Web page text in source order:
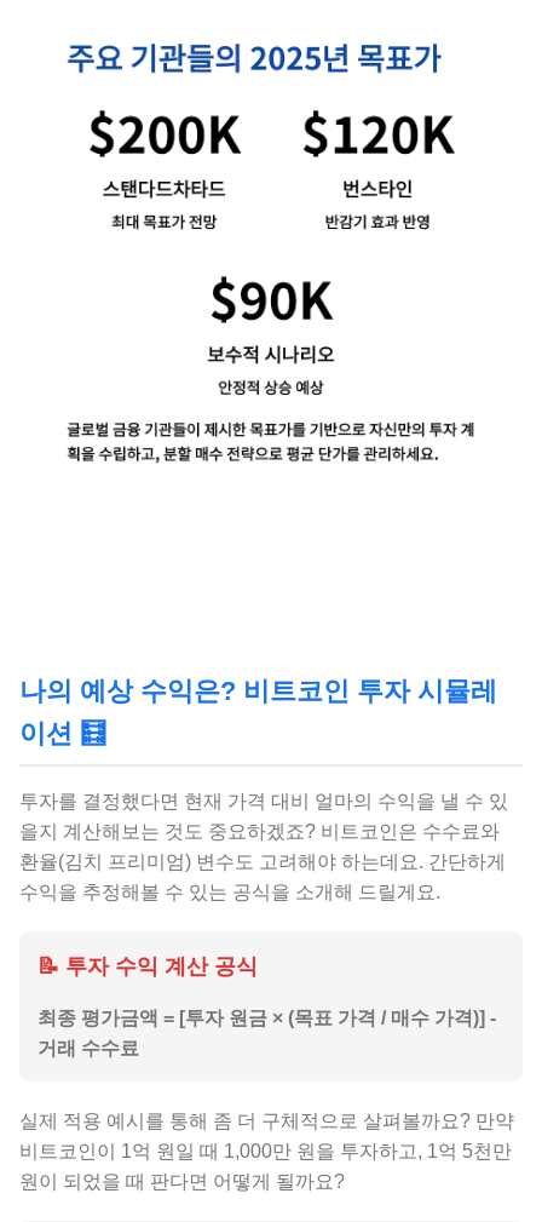
나의 예상 수익은? 비트코인 투자 시뮬레
이션 🧮
투자를 결정했다면 현재 가격 대비 얼마의 수익을 낼 수 있
을지 계산해보는 것도 중요하겠죠? 비트코인은 수수료와
환율(김치 프리미엄) 변수도 고려해야 하는데요. 간단하게
수익을 추정해볼 수 있는 공식을 소개해 드릴게요.
📝 투자 수익 계산 공식
최종 평가금액 = [투자 원금 × (목표 가격 / 매수 가격)] -
거래 수수료
실제 적용 예시를 통해 좀 더 구체적으로 살펴볼까요? 만약
비트코인이 1억 원일 때 1,000만 원을 투자하고, 1억 5천만
원이 되었을 때 판다면 어떻게 될까요?